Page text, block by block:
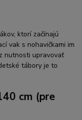
ktorí začínajú
vak s nohavičkami im
nutnosti upravovať
tábory je to
cm (pre